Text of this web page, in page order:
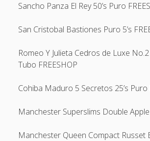
Threads Beğeni Çoğaltma Bedava
Sancho Panza El Rey 50’s Puro
San Cristobal Bastiones Puro 5’s
Romeo Y Julieta Cedros de Luxe No.2
Tubo FREESHOP
Cohiba Maduro 5 Secretos 25’s Puro
Manchester Superslims Double
Manchester Queen Compact Russet